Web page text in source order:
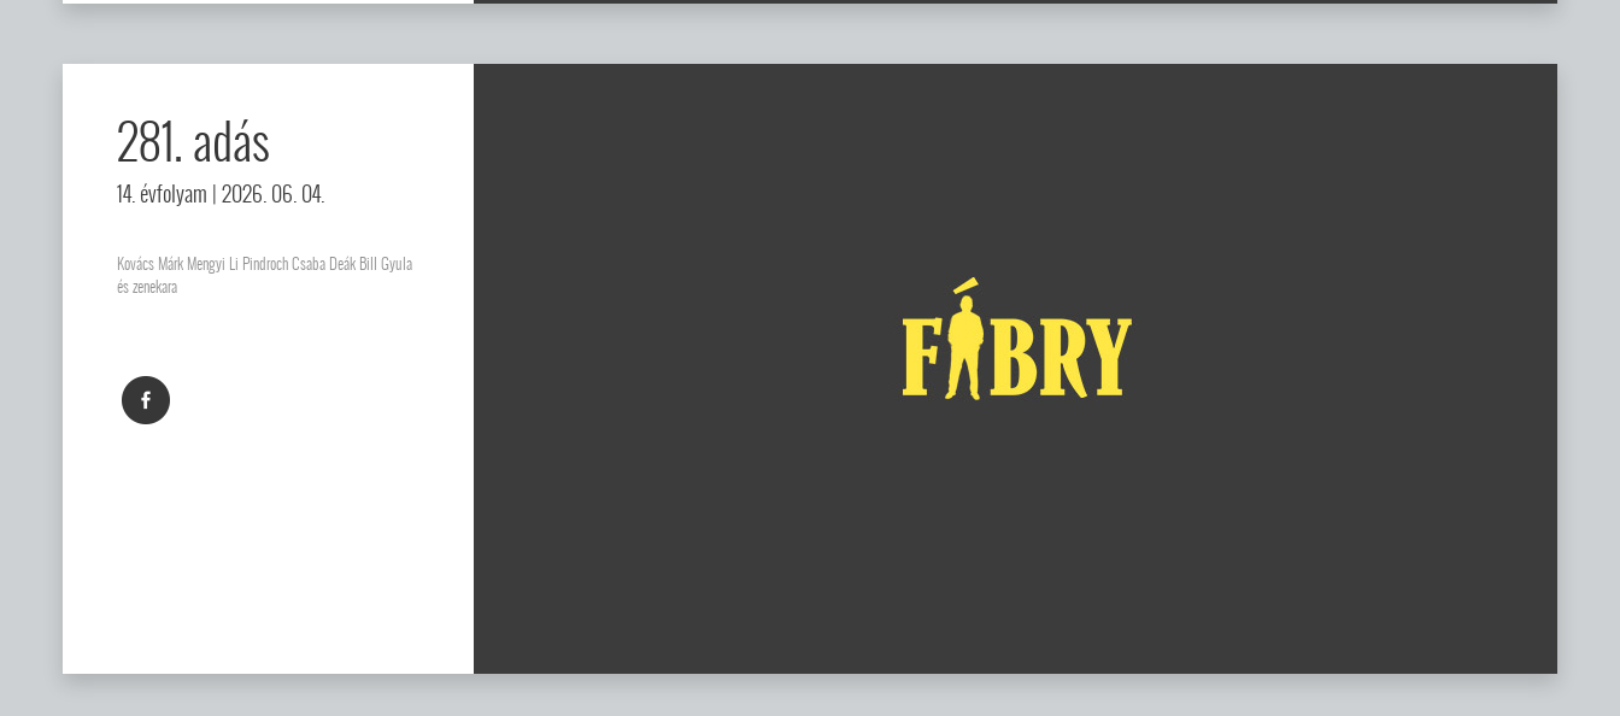
281. adás
14. évfolyam | 2026. 06. 04.
Kovács Márk Mengyi Li Pindroch Csaba Deák Bill Gyula
és zenekara